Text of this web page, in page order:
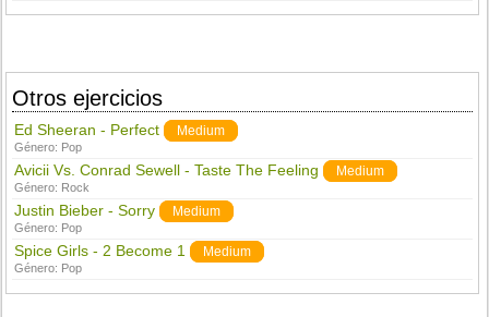
Otros ejercicios
Ed Sheeran - Perfect Medium
Género: Pop
Avicii Vs. Conrad Sewell - Taste The Feeling Medium
Género: Rock
Justin Bieber - Sorry Medium
Género: Pop
Spice Girls - 2 Become 1 Medium
Género: Pop